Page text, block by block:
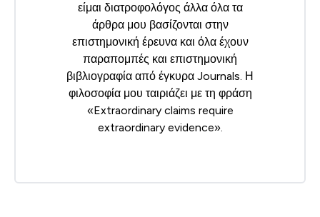
είμαι διατροφολόγος άλλα όλα τα
άρθρα μου βασίζονται στην
επιστημονική έρευνα και όλα έχουν
παραπομπές και επιστημονική
βιβλιογραφία από έγκυρα Journals. Η
φιλοσοφία μου ταιριάζει με τη φράση
«Extraordinary claims require
extraordinary evidence».